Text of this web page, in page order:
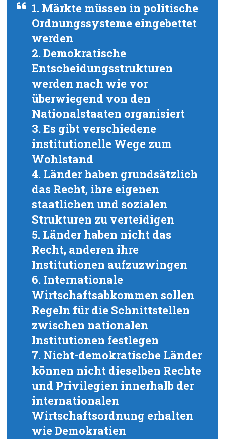
1. Märkte müssen in politische
Ordnungssysteme eingebettet
werden
2. Demokratische
Entscheidungsstrukturen
werden nach wie vor
überwiegend von den
Nationalstaaten organisiert
3. Es gibt verschiedene
institutionelle Wege zum
Wohlstand
4. Länder haben grundsätzlich
das Recht, ihre eigenen
staatlichen und sozialen
Strukturen zu verteidigen
5. Länder haben nicht das
Recht, anderen ihre
Institutionen aufzuzwingen
6. Internationale
Wirtschaftsabkommen sollen
Regeln für die Schnittstellen
zwischen nationalen
Institutionen festlegen
7. Nicht-demokratische Länder
können nicht dieselben Rechte
und Privilegien innerhalb der
internationalen
Wirtschaftsordnung erhalten
wie Demokratien